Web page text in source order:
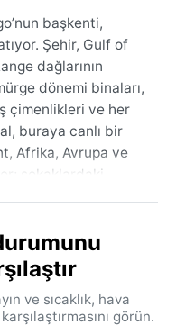
başkenti,
Şehir, Gulf of
dağlarının
dönemi binaları,
çimenlikleri ve her
buraya canlı bir
Afrika, Avrupa ve
sokaklardaki
yansıtıyor.
‘Aw’ – tropikal
arasında sabit
Kuru dönem
ve sıcaklık, hava
görün.